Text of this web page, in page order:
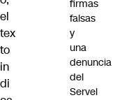
el
tex
to
in
di
firmas
falsas
y
una
denuncia
del
Servel